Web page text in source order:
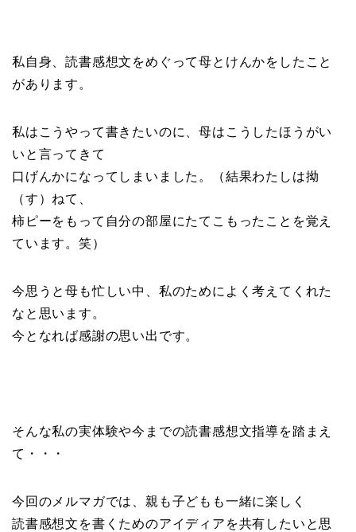
私自身、読書感想文をめぐって母とけんかをしたこと
があります。
私はこうやって書きたいのに、母はこうしたほうがい
いと言ってきて
口げんかになってしまいました。（結果わたしは拗
（す）ねて、
柿ピーをもって自分の部屋にたてこもったことを覚え
ています。笑）
今思うと母も忙しい中、私のためによく考えてくれた
なと思います。
今となれば感謝の思い出です。
そんな私の実体験や今までの読書感想文指導を踏まえ
て・・・
今回のメルマガでは、親も子どもも一緒に楽しく
読書感想文を書くためのアイディアを共有したいと思